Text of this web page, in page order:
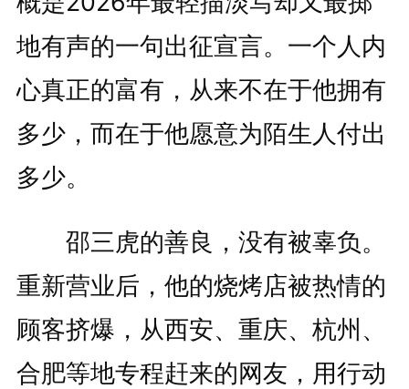
地有声的一句出征宣言。一个人内
心真正的富有，从来不在于他拥有
多少，而在于他愿意为陌生人付出
多少。
邵三虎的善良，没有被辜负。
重新营业后，他的烧烤店被热情的
顾客挤爆，从西安、重庆、杭州、
合肥等地专程赶来的网友，用行动